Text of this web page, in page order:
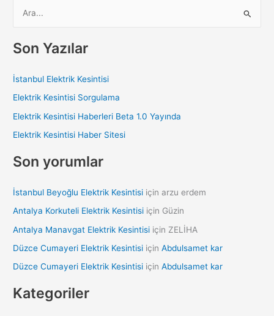
r
o
r
Son Yazılar
İstanbul Elektrik Kesintisi
Elektrik Kesintisi Sorgulama
Elektrik Kesintisi Haberleri Beta 1.0 Yayında
Elektrik Kesintisi Haber Sitesi
Son yorumlar
İstanbul Beyoğlu Elektrik Kesintisi içinarzu erdem
Antalya Korkuteli Elektrik Kesintisi için Güzin
Antalya Manavgat Elektrik Kesintisi için ZELİHA
Düzce Cumayeri Elektrik Kesintisi içinAbdulsamet kar
Düzce Cumayeri Elektrik Kesintisi içinAbdulsamet kar
Kategoriler